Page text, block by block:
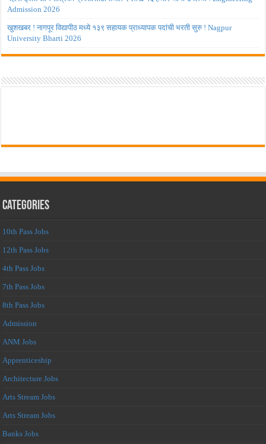
Admission 2026
खुशखबर ! नागपूर विद्यापीठ मध्ये १३९ सहायक प्राध्यापक पदांची भरती सुरु ! Nagpur
University Bharti 2026
Categories
10th Pass Jobs
12th Pass Jobs
4th Pass Jobs
7th Pass Jobs
8th Pass Jobs
Admission
ANM Jobs
Apprenticeship
Architecture Jobs
Arts Stream Jobs
Arts Stream Jobs
Banks Jobs